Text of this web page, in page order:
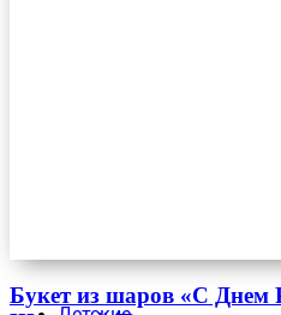
Букет из шаров «С Днем